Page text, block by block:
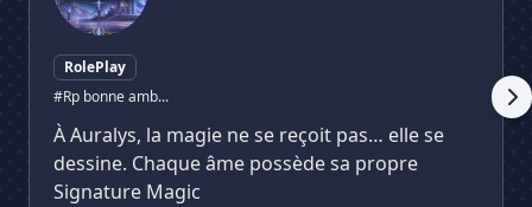
RolePlay
#Rp bonne amb...
À Auralys, la magie ne se reçoit pas… elle se
dessine. Chaque âme possède sa propre
Signature Magic